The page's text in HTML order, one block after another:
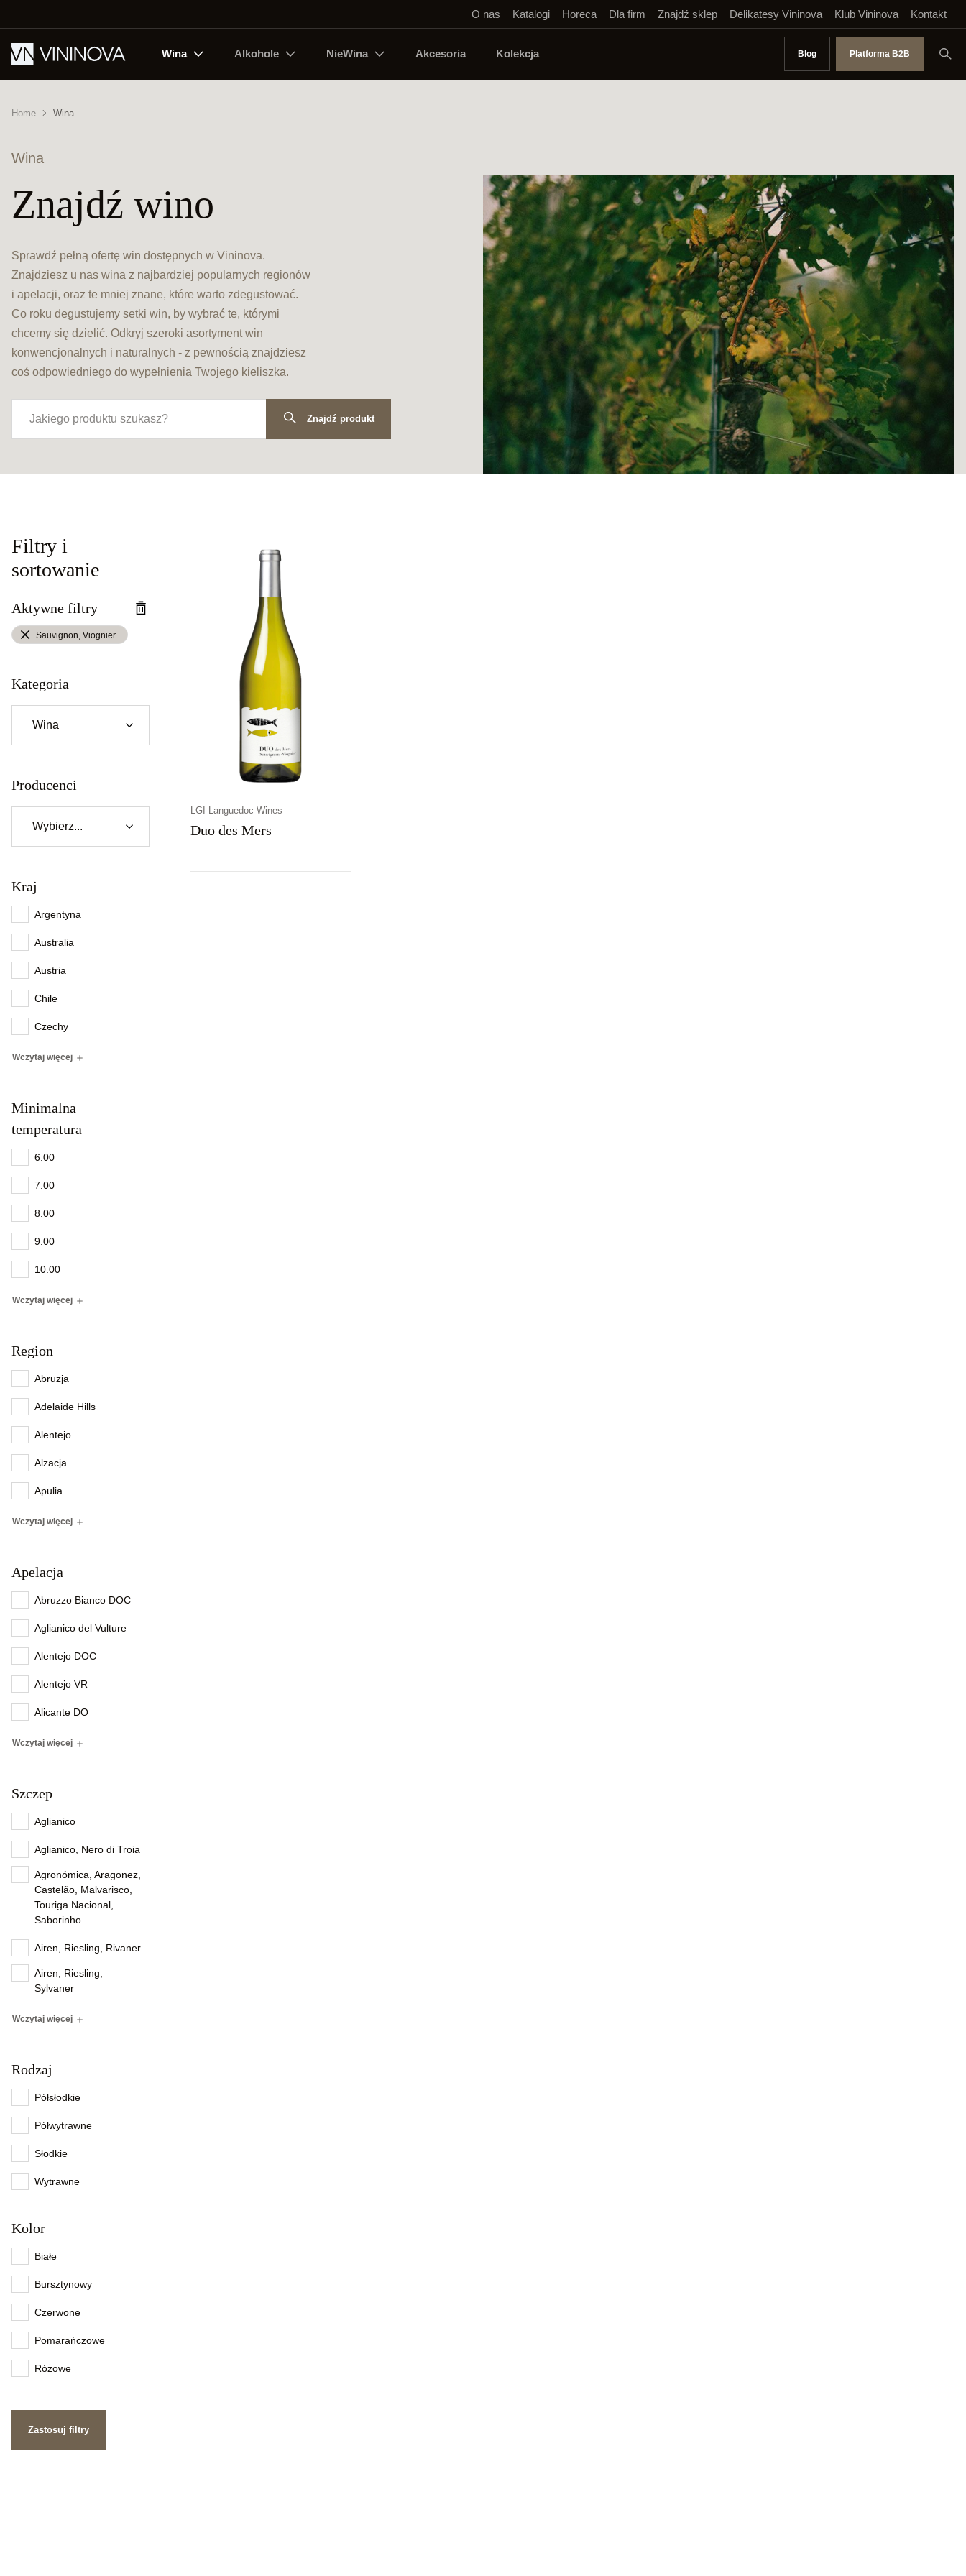
O nas Katalogi Horeca Dla firm Znajdź sklep Delikatesy Vininova Klub Vininova Kontakt
Wina Alkohole NieWina Akcesoria Kolekcja Blog Platforma B2B
Home Wina
Wina
Znajdź wino
Sprawdź pełną ofertę win dostępnych w Vininova.
Znajdziesz u nas wina z najbardziej popularnych regionów
i apelacji, oraz te mniej znane, które warto zdegustować.
Co roku degustujemy setki win, by wybrać te, którymi
chcemy się dzielić. Odkryj szeroki asortyment win
konwencjonalnych i naturalnych - z pewnością znajdziesz
coś odpowiedniego do wypełnienia Twojego kieliszka.
Znajdź produkt
Filtry i
sortowanie
Aktywne filtry
Sauvignon, Viognier
Kategoria
Producenci
Kraj
Argentyna
Australia
Austria
Chile
Czechy
Wczytaj więcej
Minimalna
temperatura
6.00
7.00
8.00
9.00
10.00
Wczytaj więcej
Region
Abruzja
Adelaide Hills
Alentejo
Alzacja
Apulia
Wczytaj więcej
Apelacja
Abruzzo Bianco DOC
Aglianico del Vulture
Alentejo DOC
Alentejo VR
Alicante DO
Wczytaj więcej
Szczep
Aglianico
Aglianico, Nero di Troia
Agronómica, Aragonez,
Castelão, Malvarisco,
Touriga Nacional,
Saborinho
Airen, Riesling, Rivaner
Airen, Riesling,
Sylvaner
Wczytaj więcej
Rodzaj
Półsłodkie
Półwytrawne
Słodkie
Wytrawne
Kolor
Białe
Bursztynowy
Czerwone
Pomarańczowe
Różowe
Zastosuj filtry
LGI Languedoc Wines
Duo des Mers